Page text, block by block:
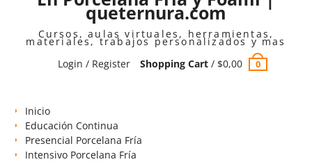
queternura.com
Cursos, aulas virtuales, herramientas,
materiales, trabajos personalizados y mas
Login / Register
Shopping Cart/ $0,00 0
Inicio
Educación Continua
Presencial Porcelana Fría
Intensivo Porcelana Fría